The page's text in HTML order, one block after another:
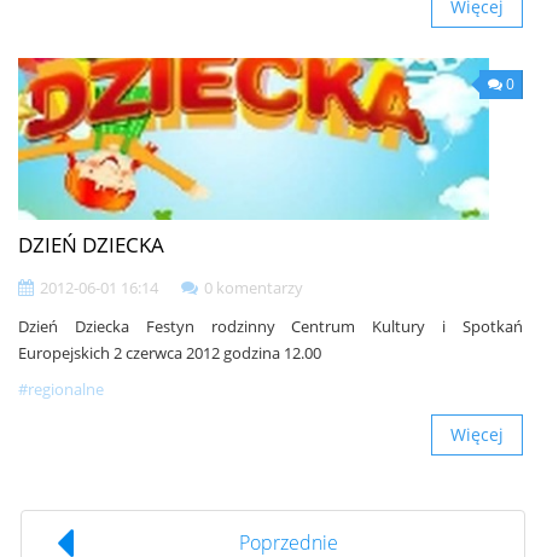
Więcej
0
DZIEŃ DZIECKA
2012-06-01 16:14
0 komentarzy
Dzień Dziecka Festyn rodzinny Centrum Kultury i Spotkań
Europejskich 2 czerwca 2012 godzina 12.00
#regionalne
Więcej
Poprzednie